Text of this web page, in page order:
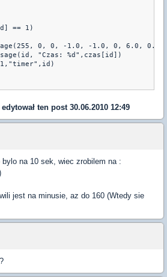
== 1)
0, 0, -1.0, -1.0, 0, 6.0, 0.1)
"Czas: %d",czas[id])
edytował ten post 30.06.2010 12:49
na 10 sek, wiec zrobilem na :
jest na minusie, az do 160 (Wtedy sie